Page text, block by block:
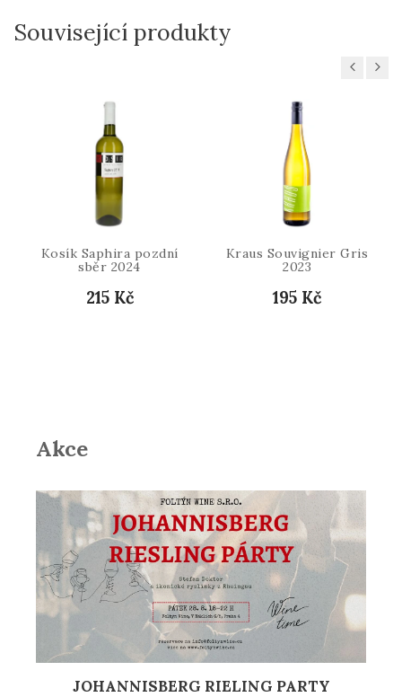
Související produkty
Previous
Kosík Saphira pozdní
sběr 2024
215 Kč
Kraus Souvignier Gris
2023
195 Kč
Next
Akce
JOHANNISBERG RIELING PARTY